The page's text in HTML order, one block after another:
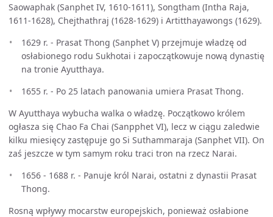
Saowaphak (Sanphet IV, 1610-1611), Songtham (Intha Raja,
1611-1628), Chejthathraj (1628-1629) i Artitthayawongs (1629).
1629 r. - Prasat Thong (Sanphet V) przejmuje władzę od
osłabionego rodu Sukhotai i zapoczątkowuje nową dynastię
na tronie Ayutthaya.
1655 r. - Po 25 latach panowania umiera Prasat Thong.
W Ayutthaya wybucha walka o władzę. Początkowo królem
ogłasza się Chao Fa Chai (Sanpphet VI), lecz w ciągu zaledwie
kilku miesięcy zastępuje go Si Suthammaraja (Sanphet VII). On
zaś jeszcze w tym samym roku traci tron na rzecz Narai.
1656 - 1688 r. - Panuje król Narai, ostatni z dynastii Prasat
Thong.
Rosną wpływy mocarstw europejskich, ponieważ osłabione